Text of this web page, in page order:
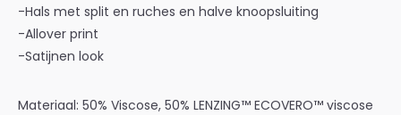
-Hals met split en ruches en halve knoopsluiting
-Allover print
-Satijnen look
Materiaal: 50% Viscose, 50% LENZING™ ECOVERO™ viscose